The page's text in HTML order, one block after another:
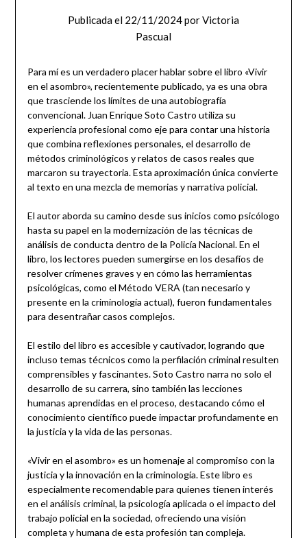
Publicada el 22/11/2024porVictoria
Pascual
Para mí es un verdadero placer hablar sobre el libro «Vivir
en el asombro», recientemente publicado, ya es una obra
que trasciende los límites de una autobiografía
convencional. Juan Enrique Soto Castro utiliza su
experiencia profesional como eje para contar una historia
que combina reflexiones personales, el desarrollo de
métodos criminológicos y relatos de casos reales que
marcaron su trayectoria. Esta aproximación única convierte
al texto en una mezcla de memorias y narrativa policial.
El autor aborda su camino desde sus inicios como psicólogo
hasta su papel en la modernización de las técnicas de
análisis de conducta dentro de la Policía Nacional. En el
libro, los lectores pueden sumergirse en los desafíos de
resolver crímenes graves y en cómo las herramientas
psicológicas, como el Método VERA (tan necesario y
presente en la criminología actual), fueron fundamentales
para desentrañar casos complejos.
El estilo del libro es accesible y cautivador, logrando que
incluso temas técnicos como la perfilación criminal resulten
comprensibles y fascinantes. Soto Castro narra no solo el
desarrollo de su carrera, sino también las lecciones
humanas aprendidas en el proceso, destacando cómo el
conocimiento científico puede impactar profundamente en
la justicia y la vida de las personas.
«Vivir en el asombro» es un homenaje al compromiso con la
justicia y la innovación en la criminología. Este libro es
especialmente recomendable para quienes tienen interés
en el análisis criminal, la psicología aplicada o el impacto del
trabajo policial en la sociedad, ofreciendo una visión
completa y humana de esta profesión tan compleja.